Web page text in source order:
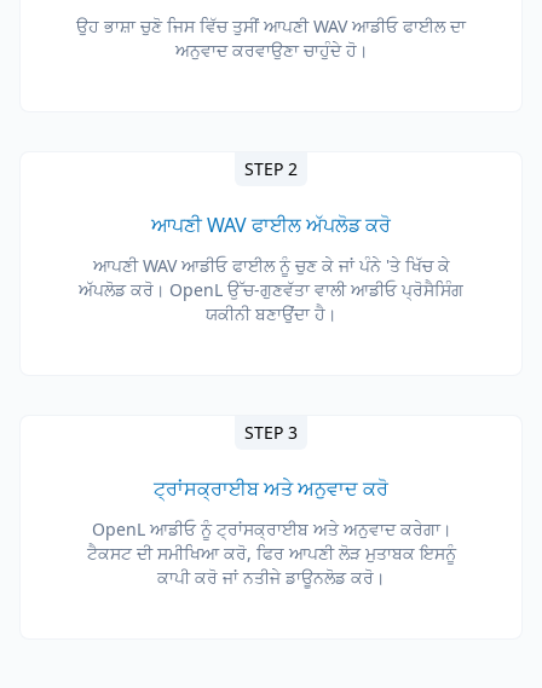
ਉਹ ਭਾਸ਼ਾ ਚੁਣੋ ਜਿਸ ਵਿੱਚ ਤੁਸੀਂ ਆਪਣੀ WAV ਆਡੀਓ ਫਾਈਲ ਦਾ
ਅਨੁਵਾਦ ਕਰਵਾਉਣਾ ਚਾਹੁੰਦੇ ਹੋ।
STEP 2
ਆਪਣੀ WAV ਫਾਈਲ ਅੱਪਲੋਡ ਕਰੋ
ਆਪਣੀ WAV ਆਡੀਓ ਫਾਈਲ ਨੂੰ ਚੁਣ ਕੇ ਜਾਂ ਪੰਨੇ 'ਤੇ ਖਿੱਚ ਕੇ
ਅੱਪਲੋਡ ਕਰੋ। OpenL ਉੱਚ-ਗੁਣਵੱਤਾ ਵਾਲੀ ਆਡੀਓ ਪ੍ਰੋਸੈਸਿੰਗ
ਯਕੀਨੀ ਬਣਾਉਂਦਾ ਹੈ।
STEP 3
ਟ੍ਰਾਂਸਕ੍ਰਾਈਬ ਅਤੇ ਅਨੁਵਾਦ ਕਰੋ
OpenL ਆਡੀਓ ਨੂੰ ਟ੍ਰਾਂਸਕ੍ਰਾਈਬ ਅਤੇ ਅਨੁਵਾਦ ਕਰੇਗਾ।
ਟੈਕਸਟ ਦੀ ਸਮੀਖਿਆ ਕਰੋ, ਫਿਰ ਆਪਣੀ ਲੋੜ ਮੁਤਾਬਕ ਇਸਨੂੰ
ਕਾਪੀ ਕਰੋ ਜਾਂ ਨਤੀਜੇ ਡਾਊਨਲੋਡ ਕਰੋ।